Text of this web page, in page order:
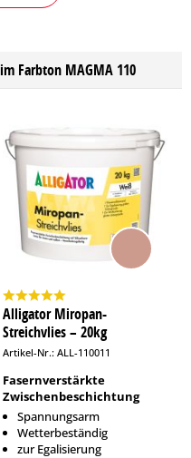
im Farbton MAGMA 110
Alligator Miropan-
Streichvlies – 20kg
Artikel-Nr.: ALL-110011
Fasernverstärkte
Zwischenbeschichtung
Spannungsarm
Wetterbeständig
zur Egalisierung